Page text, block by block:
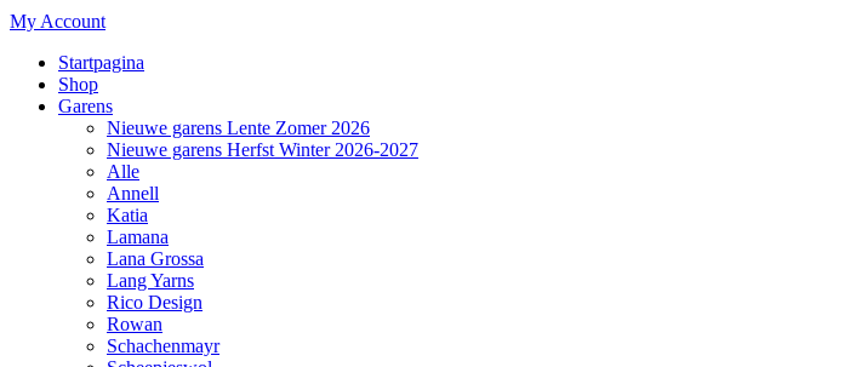
My Account
Startpagina
Shop
Garens
Nieuwe garens Lente Zomer 2026
Nieuwe garens Herfst Winter 2026-2027
Alle
Annell
Katia
Lamana
Lana Grossa
Lang Yarns
Rico Design
Rowan
Schachenmayr